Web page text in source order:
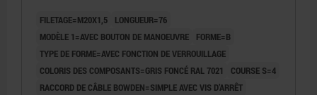
COMP:THERMOPLASTIQUE
FILETAGE=M20X1,5
LONGUEUR=76
MODÈLE 1=AVEC BOUTON DE MANOEUVRE
FORME=B
TYPE DE FORME=AVEC FONCTION DE VERROUILLAGE
COLORIS DES COMPOSANTS=GRIS FONCÉ RAL 7021
COURSE S=4
RACCORD DE CÂBLE BOWDEN=SIMPLE AVEC VIS D’ARRÊT